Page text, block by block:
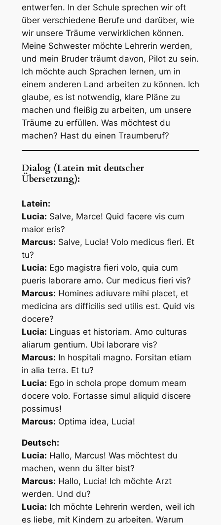
entwerfen. In der Schule sprechen wir oft
über verschiedene Berufe und darüber, wie
wir unsere Träume verwirklichen können.
Meine Schwester möchte Lehrerin werden,
und mein Bruder träumt davon, Pilot zu sein.
Ich möchte auch Sprachen lernen, um in
einem anderen Land arbeiten zu können. Ich
glaube, es ist notwendig, klare Pläne zu
machen und fleißig zu arbeiten, um unsere
Träume zu erfüllen. Was möchtest du
machen? Hast du einen Traumberuf?
Dialog (Latein mit deutscher
Übersetzung):
Latein:
Lucia: Salve, Marce! Quid facere vis cum
maior eris?
Marcus: Salve, Lucia! Volo medicus fieri. Et
tu?
Lucia: Ego magistra fieri volo, quia cum
pueris laborare amo. Cur medicus fieri vis?
Marcus: Homines adiuvare mihi placet, et
medicina ars difficilis sed utilis est. Quid vis
docere?
Lucia: Linguas et historiam. Amo culturas
aliarum gentium. Ubi laborare vis?
Marcus: In hospitali magno. Forsitan etiam
in alia terra. Et tu?
Lucia: Ego in schola prope domum meam
docere volo. Fortasse simul aliquid discere
possimus!
Marcus: Optima idea, Lucia!
Deutsch:
Lucia: Hallo, Marcus! Was möchtest du
machen, wenn du älter bist?
Marcus: Hallo, Lucia! Ich möchte Arzt
werden. Und du?
Lucia: Ich möchte Lehrerin werden, weil ich
es liebe, mit Kindern zu arbeiten. Warum